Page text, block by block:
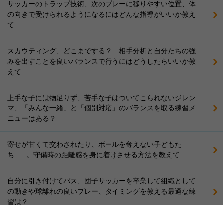
サッカーのトラップ技術、次のプレーに移りやすい位置、体
の向きで受けられるようになるにはどんな指導がいいか教え
て
スカウティング、どこまでする？ 相手分析と自分たちの強
みを出すことを良いバランスで行うにはどうしたらいいか教
えて
上手な子には物足りず、苦手な子はついてこられないジレン
マ、「みんな一緒」と「個別対応」のバランスを取る練習メ
ニューはある？
寄せが甘くて交わされたり、ボールを奪えない子どもた
ち......。守備時の距離感を身に着けさせる方法を教えて
自分に引き付けてパス、団子サッカーを卒業して組織として
の動きや球離れの良いプレー、タイミングを教える最適な練
習は？